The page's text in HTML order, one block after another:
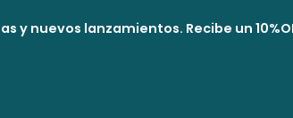
y nuevos lanzamientos. Recibe un